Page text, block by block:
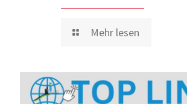
Mehr lesen